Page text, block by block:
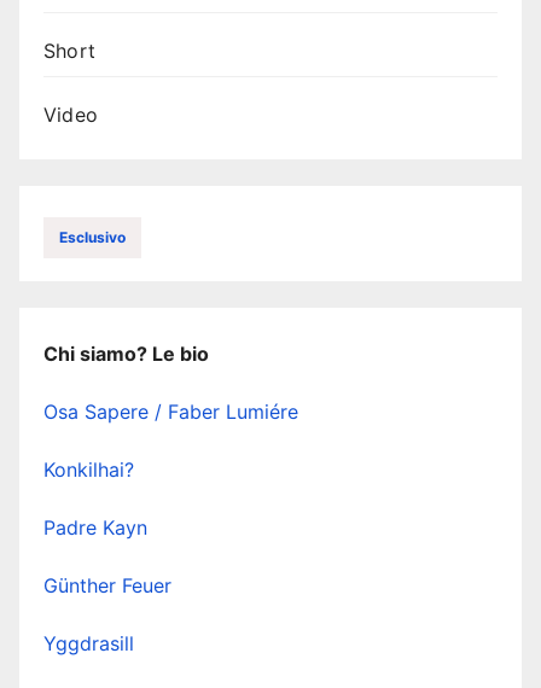
Short
Video
Esclusivo
Chi siamo? Le bio
Osa Sapere / Faber Lumiére
Konkilhai?
Padre Kayn
Günther Feuer
Yggdrasill